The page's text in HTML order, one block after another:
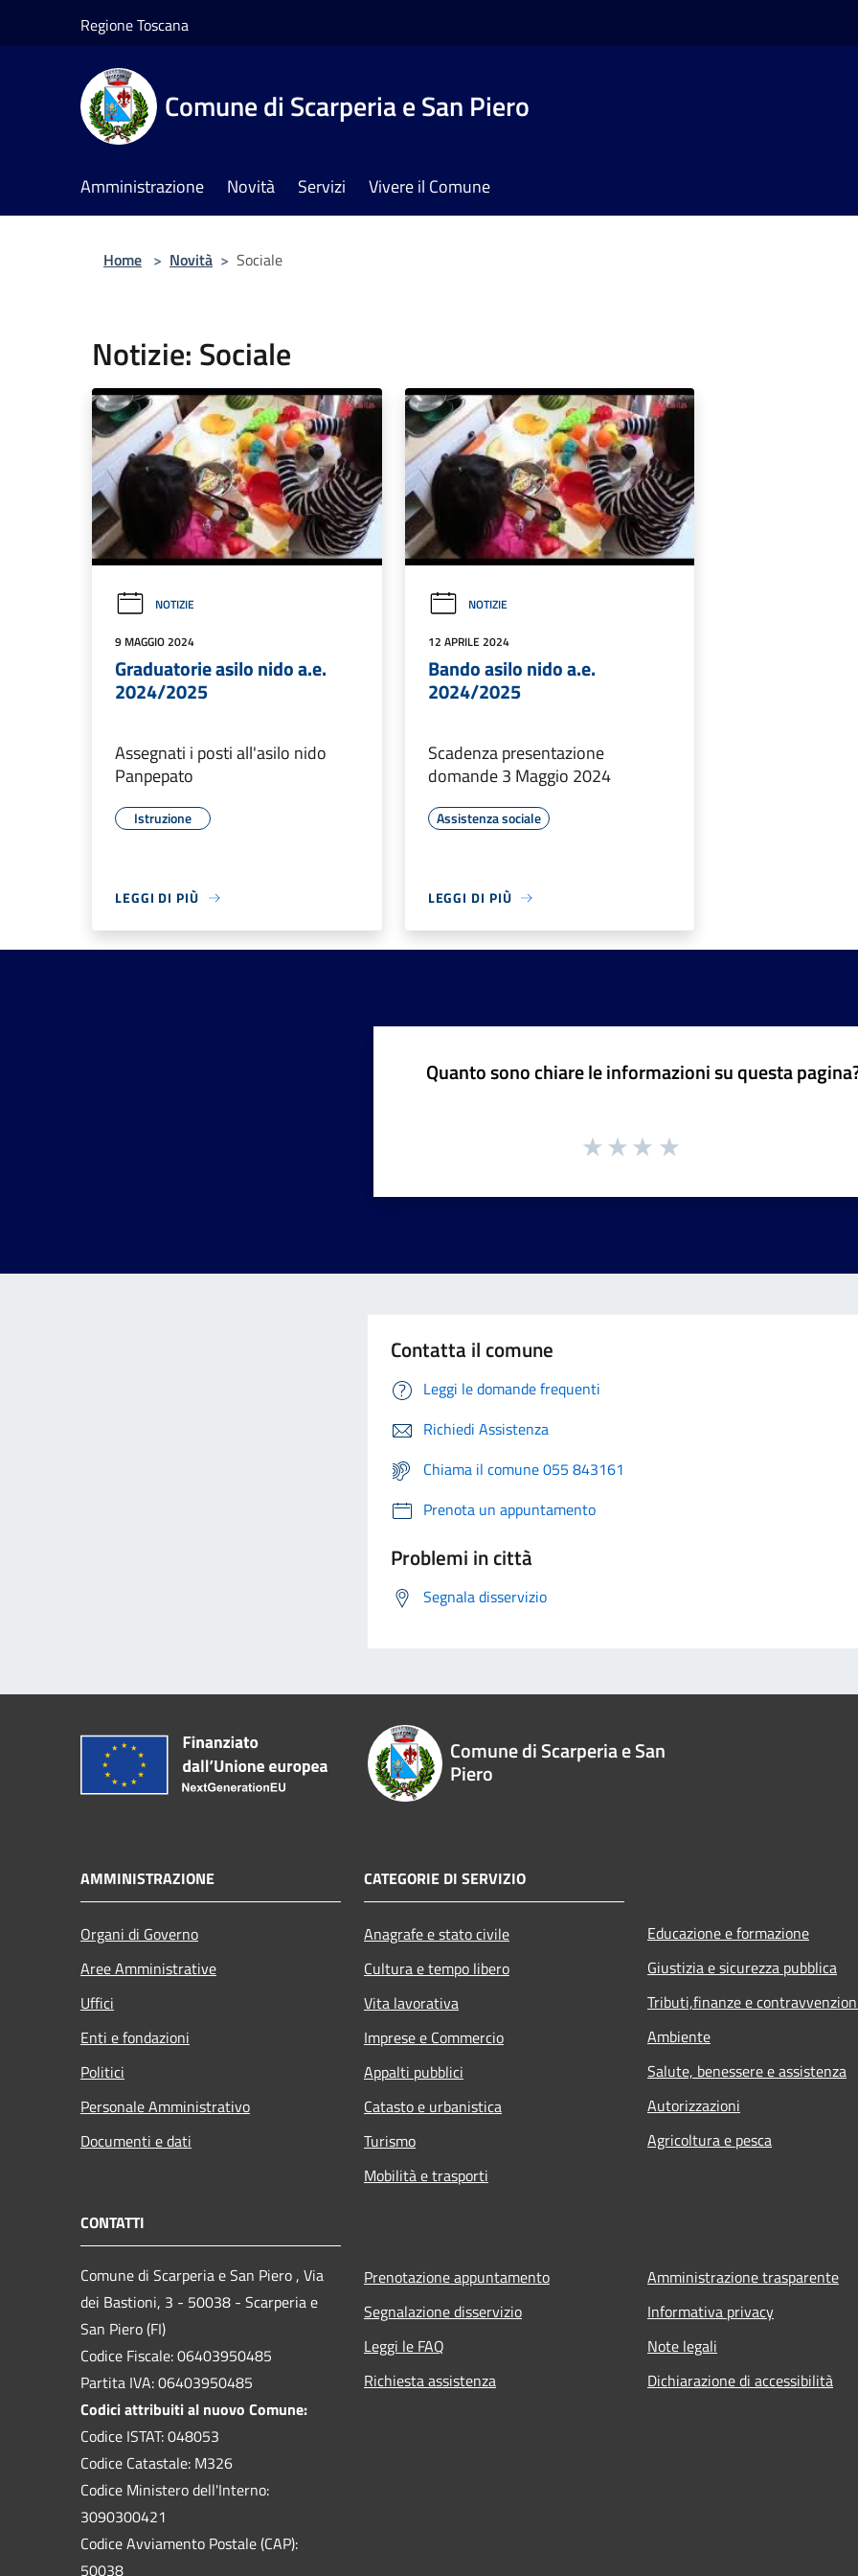
Regione Toscana
Comune di Scarperia e San Piero
Amministrazione Novità Servizi Vivere il Comune
Home > Novità > Sociale
Notizie: Sociale
NOTIZIE
9 MAGGIO 2024
Graduatorie asilo nido a.e.
2024/2025
Assegnati i posti all'asilo nido
Panpepato
Istruzione
LEGGI DI PIÙ
NOTIZIE
12 APRILE 2024
Bando asilo nido a.e.
2024/2025
Scadenza presentazione
domande 3 Maggio 2024
Assistenza sociale
LEGGI DI PIÙ
Quanto sono chiare le informazioni su questa
Contatta il comune
Leggi le domande frequenti
Richiedi Assistenza
Chiama il comune 055 843161
Prenota un appuntamento
Problemi in città
Segnala disservizio
Comune di Scarperia e San
Piero
AMMINISTRAZIONE
Organi di Governo
Aree Amministrative
Uffici
Enti e fondazioni
Politici
Personale Amministrativo
Documenti e dati
CATEGORIE DI SERVIZIO
Anagrafe e stato civile
Cultura e tempo libero
Vita lavorativa
Imprese e Commercio
Appalti pubblici
Catasto e urbanistica
Turismo
Mobilità e trasporti
Educazione e formazione
Giustizia e sicurezza pubblica
Tributi,finanze e
Ambiente
Salute, benessere e assistenza
Autorizzazioni
Agricoltura e pesca
CONTATTI
Comune di Scarperia e San Piero , Via
dei Bastioni, 3 - 50038 - Scarperia e
San Piero (FI)
Codice Fiscale: 06403950485
Partita IVA: 06403950485
Codici attribuiti al nuovo Comune:
Codice ISTAT: 048053
Codice Catastale: M326
Codice Ministero dell'Interno:
3090300421
Codice Avviamento Postale (CAP):
50038
Prenotazione appuntamento
Segnalazione disservizio
Leggi le FAQ
Richiesta assistenza
Amministrazione trasparente
Informativa privacy
Note legali
Dichiarazione di accessibilità